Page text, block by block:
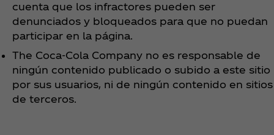
cuenta que los infractores pueden ser
denunciados y bloqueados para que no puedan
participar en la página.
The Coca‑Cola Company no es responsable de
ningún contenido publicado o subido a este sitio
por sus usuarios, ni de ningún contenido en sitios
de terceros.